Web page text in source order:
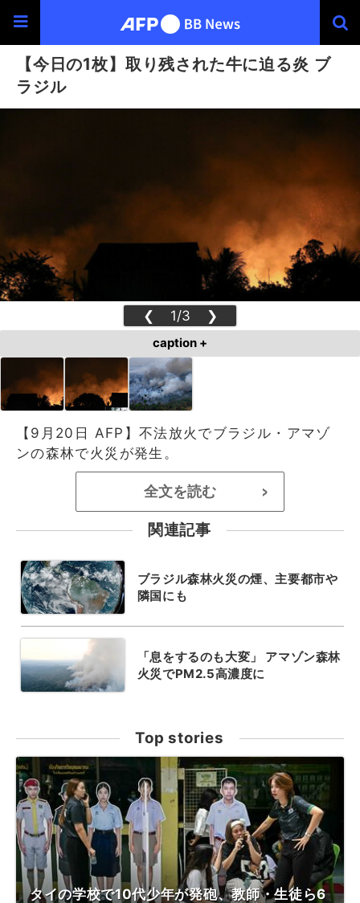
【今日の1枚】取り残された牛に迫る炎 ブ
ラジル
❮ 1/3 ❯
caption +
【9月20日 AFP】不法放火でブラジル・アマゾ
ンの森林で火災が発生。
全文を読む >
関連記事
ブラジル森林火災の煙、主要都市や
隣国にも
「息をするのも大変」 アマゾン森林
火災でPM2.5高濃度に
Top stories
タイの学校で10代少年が発砲、教師・生徒ら6